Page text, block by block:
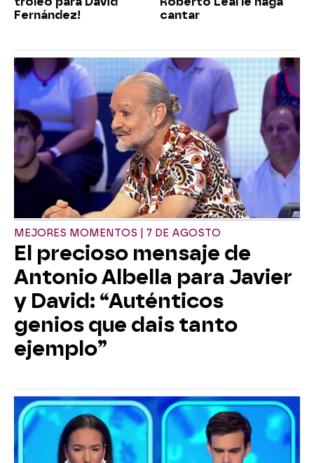
Fernández!
cantar
MEJORES MOMENTOS | 7 DE AGOSTO
El precioso mensaje de
Antonio Albella para Javier
y David: “Auténticos
genios que dais tanto
ejemplo”